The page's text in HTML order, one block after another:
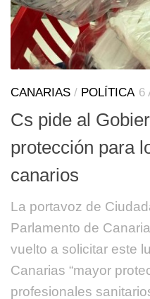
CANARIAS / POLÍTICA 6
Cs pide al
protección para
canarios
La portavoz de
Parlamento de
vuelto a solicitar este
Canarias “mayor
profesionales